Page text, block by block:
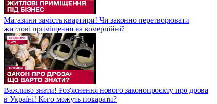
Магазини замість квартири! Чи законно перетворювати
житлові приміщення на комерційні?
Важливо знати! Роз'яснення нового законопроєкту про дрова
в Україні! Кого можуть покарати?